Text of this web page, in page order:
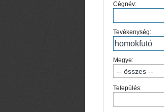
Cégnév:
Tevékenység:
Megye:
Település: